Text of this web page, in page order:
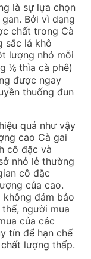
là sự lựa chọn
Bởi vì dạng
chất trong Cà
sắc lá khô
lượng nhỏ mỗi
⅙ thìa cà phê)
được ngay
thuống đun
quả như vậy
cao Cà gai
cô đặc và
nhỏ lẻ thường
cô đặc
của cao.
đảm bảo
người mua
của các
tín để hạn chế
lượng thấp.